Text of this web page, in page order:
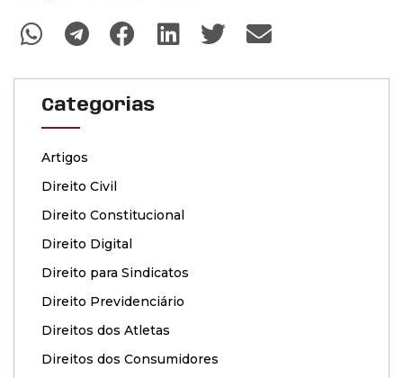
Categorias
Artigos
Direito Civil
Direito Constitucional
Direito Digital
Direito para Sindicatos
Direito Previdenciário
Direitos dos Atletas
Direitos dos Consumidores